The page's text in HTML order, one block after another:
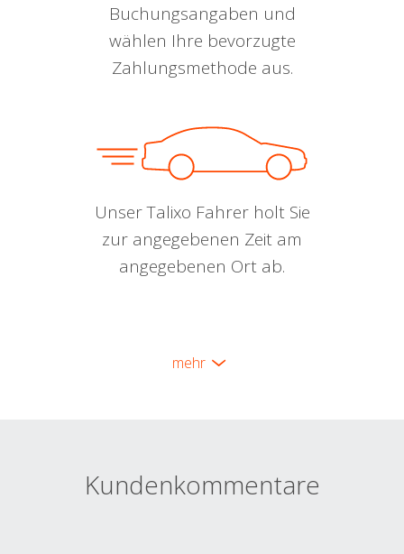
Buchungsangaben und
wählen Ihre bevorzugte
Zahlungsmethode aus.
Unser Talixo Fahrer holt Sie
zur angegebenen Zeit am
angegebenen Ort ab.
mehr
Kundenkommentare